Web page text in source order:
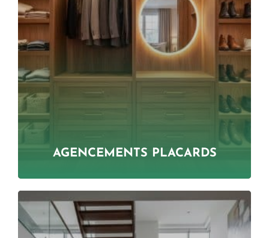
AGENCEMENTS PLACARDS